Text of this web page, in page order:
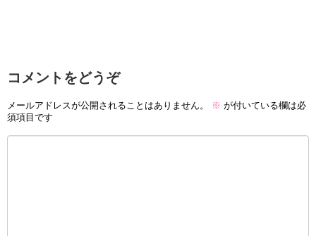
コメントをどうぞ
メールアドレスが公開されることはありません。 ※ が付いている欄は必
須項目です